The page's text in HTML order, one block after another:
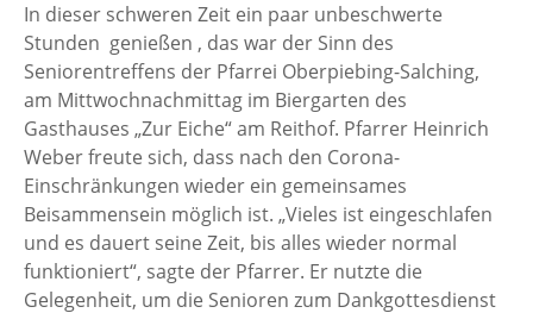
In dieser schweren Zeit ein paar unbeschwerte
Stunden genießen , das war der Sinn des
Seniorentreffens der Pfarrei Oberpiebing-Salching,
am Mittwochnachmittag im Biergarten des
Gasthauses „Zur Eiche“ am Reithof. Pfarrer Heinrich
Weber freute sich, dass nach den Corona-
Einschränkungen wieder ein gemeinsames
Beisammensein möglich ist. „Vieles ist eingeschlafen
und es dauert seine Zeit, bis alles wieder normal
funktioniert“, sagte der Pfarrer. Er nutzte die
Gelegenheit, um die Senioren zum Dankgottesdienst